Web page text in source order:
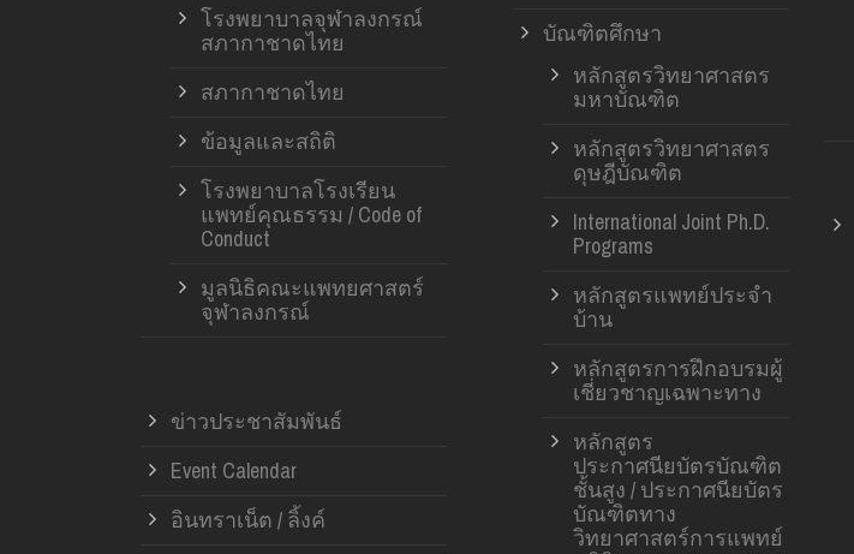
โรงพยาบาลจุฬาลงกรณ์
สภากาชาดไทย
สภากาชาดไทย
ข้อมูลและสถิติ
โรงพยาบาลโรงเรียน
แพทย์คุณธรรม / Code of
Conduct
มูลนิธิคณะแพทยศาสตร์
จุฬาลงกรณ์
ข่าวประชาสัมพันธ์
Event Calendar
อินทราเน็ต / ลิ้งค์
บัณฑิตศึกษา
หลักสูตรวิทยาศาสตร
มหาบัณฑิต
หลักสูตรวิทยาศาสตร
ดุษฎีบัณฑิต
International Joint Ph.D.
Programs
หลักสูตรแพทย์ประจำ
บ้าน
หลักสูตรการฝึกอบรมผู้
เชี่ยวชาญเฉพาะทาง
หลักสูตร
ประกาศนียบัตรบัณฑิต
ชั้นสูง / ประกาศนียบัตร
บัณฑิตทาง
วิทยาศาสตร์การแพทย์